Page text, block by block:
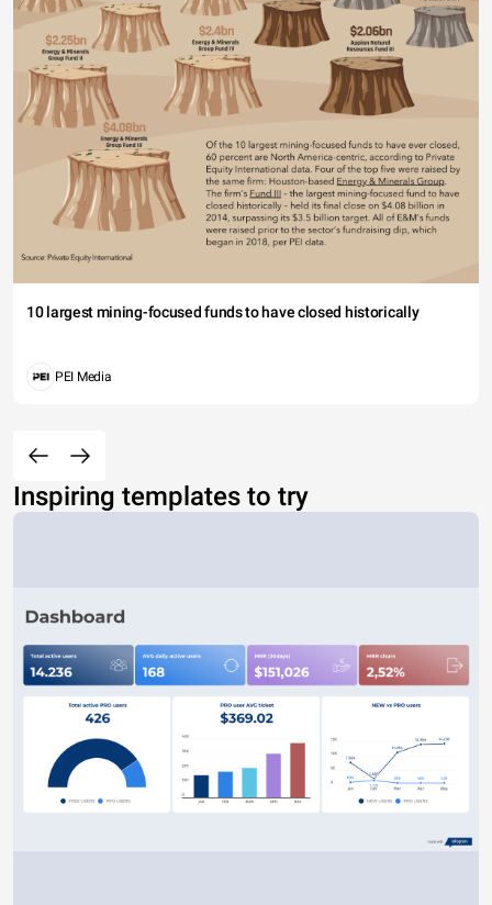
10 largest mining-focused funds to have closed historically
PEI Media
Inspiring templates to try